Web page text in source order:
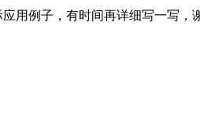
例子，有时间再详细写一写，